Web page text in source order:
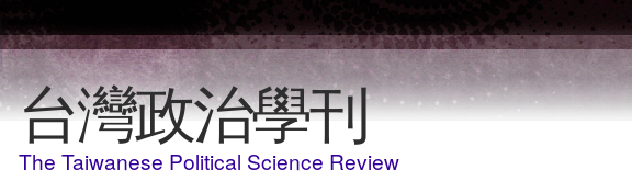
移至主內容
台灣政治學刊
The Taiwanese Political Science Review